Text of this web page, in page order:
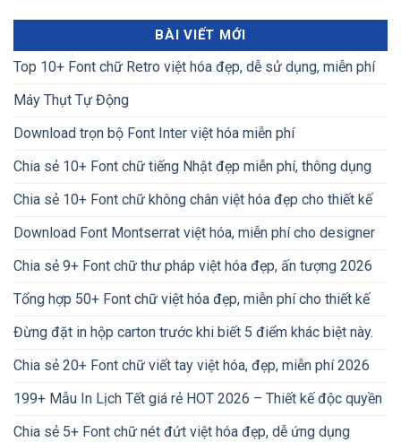
BÀI VIẾT MỚI
Top 10+ Font chữ Retro việt hóa đẹp, dễ sử dụng, miễn phí
Máy Thụt Tự Động
Download trọn bộ Font Inter việt hóa miễn phí
Chia sẻ 10+ Font chữ tiếng Nhật đẹp miễn phí, thông dụng
Chia sẻ 10+ Font chữ không chân việt hóa đẹp cho thiết kế
Download Font Montserrat việt hóa, miễn phí cho designer
Chia sẻ 9+ Font chữ thư pháp việt hóa đẹp, ấn tượng 2026
Tổng hợp 50+ Font chữ việt hóa đẹp, miễn phí cho thiết kế
Đừng đặt in hộp carton trước khi biết 5 điểm khác biệt này.
Chia sẻ 20+ Font chữ viết tay việt hóa, đẹp, miễn phí 2026
199+ Mẫu In Lịch Tết giá rẻ HOT 2026 – Thiết kế độc quyền
Chia sẻ 5+ Font chữ nét đứt việt hóa đẹp, dễ ứng dụng